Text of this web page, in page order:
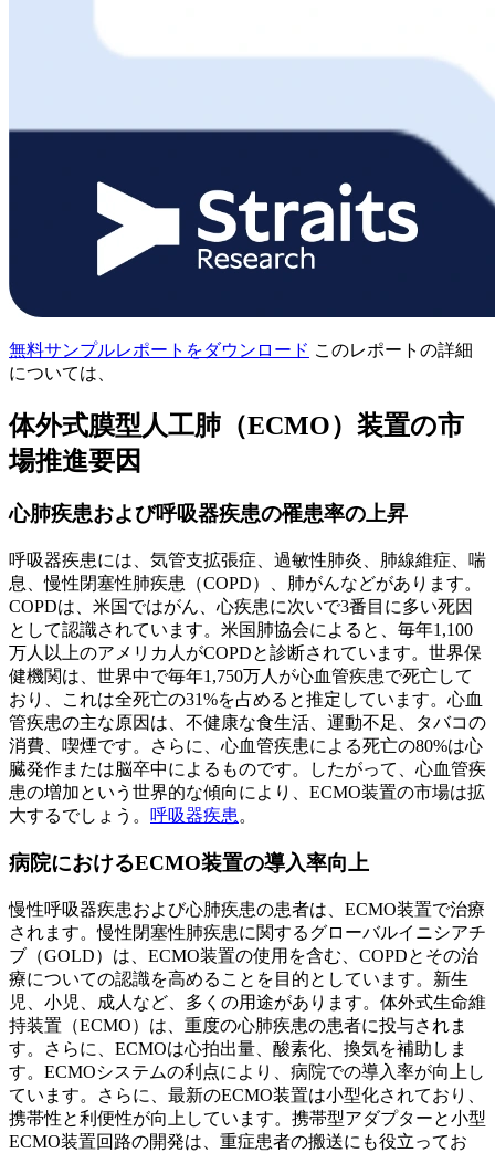
無料サンプルレポートをダウンロード このレポートの詳細
については、
体外式膜型人工肺（ECMO）装置の市
場推進要因
心肺疾患および呼吸器疾患の罹患率の上昇
呼吸器疾患には、気管支拡張症、過敏性肺炎、肺線維症、喘
息、慢性閉塞性肺疾患（COPD）、肺がんなどがあります。
COPDは、米国ではがん、心疾患に次いで3番目に多い死因
として認識されています。米国肺協会によると、毎年1,100
万人以上のアメリカ人がCOPDと診断されています。世界保
健機関は、世界中で毎年1,750万人が心血管疾患で死亡して
おり、これは全死亡の31%を占めると推定しています。心血
管疾患の主な原因は、不健康な食生活、運動不足、タバコの
消費、喫煙です。さらに、心血管疾患による死亡の80%は心
臓発作または脳卒中によるものです。したがって、心血管疾
患の増加という世界的な傾向により、ECMO装置の市場は拡
大するでしょう。 呼吸器疾患 。
病院におけるECMO装置の導入率向上
慢性呼吸器疾患および心肺疾患の患者は、ECMO装置で治療
されます。慢性閉塞性肺疾患に関するグローバルイニシアチ
ブ（GOLD）は、ECMO装置の使用を含む、COPDとその治
療についての認識を高めることを目的としています。新生
児、小児、成人など、多くの用途があります。体外式生命維
持装置（ECMO）は、重度の心肺疾患の患者に投与されま
す。さらに、ECMOは心拍出量、酸素化、換気を補助しま
す。ECMOシステムの利点により、病院での導入率が向上し
ています。さらに、最新のECMO装置は小型化されており、
携帯性と利便性が向上しています。携帯型アダプターと小型
ECMO装置回路の開発は、重症患者の搬送にも役立ってお